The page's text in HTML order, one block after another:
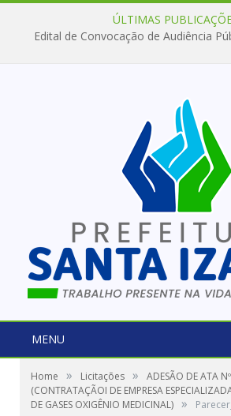
ÚLTIMAS
Edital de Convocação de Audiência
MENU
Home » Licitações »
ADESÃO DE ATA
(CONTRATAÇÃOI DE EMPRESA
DE GASES OXIGÊNIO MEDICINAL) »